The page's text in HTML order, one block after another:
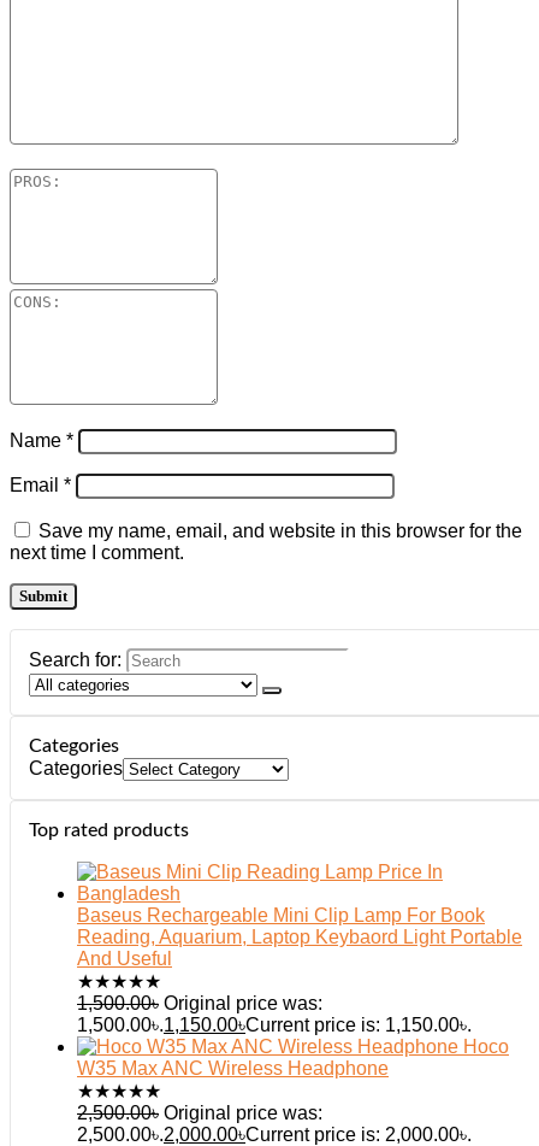
Name *
Email *
Save my name, email, and website in this browser for the
next time I comment.
Search for:
Categories
Categories
Top rated products
Baseus Rechargeable Mini Clip Lamp For Book
Reading, Aquarium, Laptop Keybaord Light Portable
And Useful
★★★★★
1,500.00৳ Original price was:
1,500.00৳.1,150.00৳Current price is: 1,150.00৳.
Hoco
W35 Max ANC Wireless Headphone
★★★★★
2,500.00৳ Original price was:
2,500.00৳.2,000.00৳Current price is: 2,000.00৳.